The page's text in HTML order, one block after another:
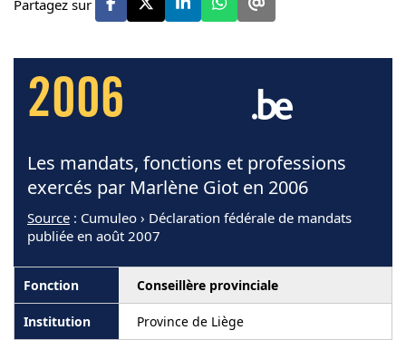
Partagez sur
2006
Les mandats, fonctions et professions
exercés par Marlène Giot en 2006
Source : Cumuleo › Déclaration fédérale de mandats
publiée en août 2007
Conseillère provinciale
Province de Liège